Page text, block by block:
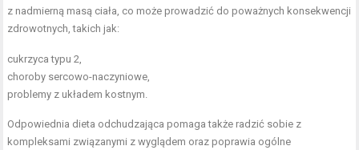
z nadmierną masą ciała, co może prowadzić do poważnych konsekwencji
zdrowotnych, takich jak:
cukrzyca typu 2,
choroby sercowo-naczyniowe,
problemy z układem kostnym.
Odpowiednia dieta odchudzająca pomaga także radzić sobie z
kompleksami związanymi z wyglądem oraz poprawia ogólne